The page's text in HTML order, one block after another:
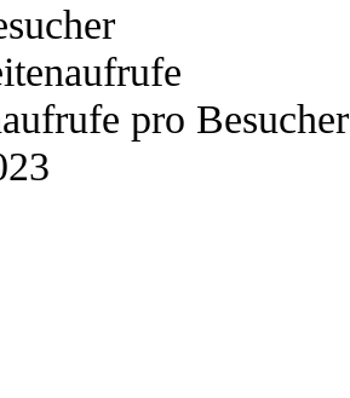
pro Besucher